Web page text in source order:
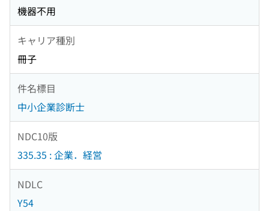
機器不用
キャリア種別
冊子
件名標目
中小企業診断士
NDC10版
335.35 : 企業．経営
NDLC
Y54